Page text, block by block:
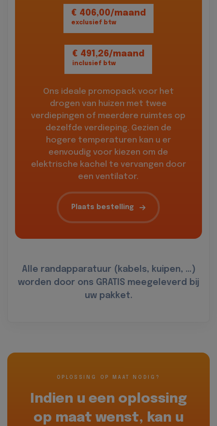
€ 406,00/maand
exclusief btw
€ 491,26/maand
inclusief btw
Ons ideale promopack voor het
drogen van huizen met twee
verdiepingen of meerdere ruimtes op
dezelfde verdieping. Gezien de
hogere temperaturen kan u er
eenvoudig voor kiezen om de
elektrische kachel te vervangen door
een ventilator.
Plaats bestelling
Alle randapparatuur (kabels, kuipen, …)
worden door ons GRATIS meegeleverd bij
uw pakket.
OPLOSSING OP MAAT NODIG?
Indien u een oplossing
op maat wenst, kan u